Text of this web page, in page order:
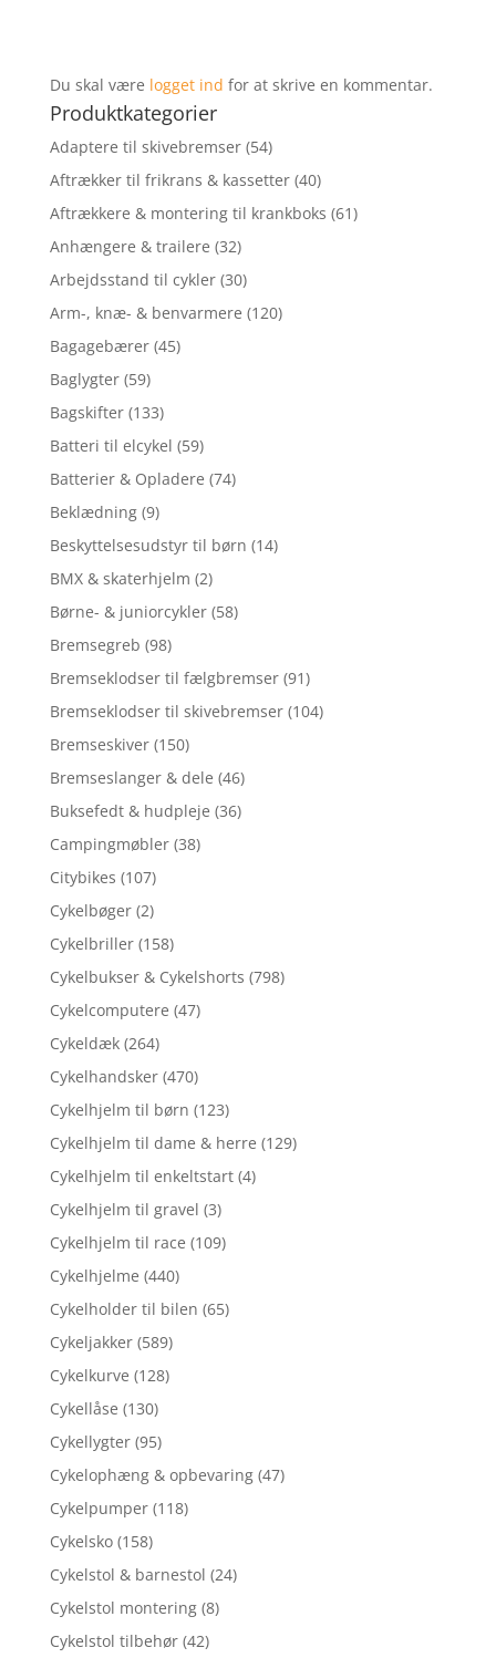
Du skal være logget ind for at skrive en kommentar.
Produktkategorier
Adaptere til skivebremser (54)
Aftrækker til frikrans & kassetter (40)
Aftrækkere & montering til krankboks (61)
Anhængere & trailere (32)
Arbejdsstand til cykler (30)
Arm-, knæ- & benvarmere (120)
Bagagebærer (45)
Baglygter (59)
Bagskifter (133)
Batteri til elcykel (59)
Batterier & Opladere (74)
Beklædning (9)
Beskyttelsesudstyr til børn (14)
BMX & skaterhjelm (2)
Børne- & juniorcykler (58)
Bremsegreb (98)
Bremseklodser til fælgbremser (91)
Bremseklodser til skivebremser (104)
Bremseskiver (150)
Bremseslanger & dele (46)
Buksefedt & hudpleje (36)
Campingmøbler (38)
Citybikes (107)
Cykelbøger (2)
Cykelbriller (158)
Cykelbukser & Cykelshorts (798)
Cykelcomputere (47)
Cykeldæk (264)
Cykelhandsker (470)
Cykelhjelm til børn (123)
Cykelhjelm til dame & herre (129)
Cykelhjelm til enkeltstart (4)
Cykelhjelm til gravel (3)
Cykelhjelm til race (109)
Cykelhjelme (440)
Cykelholder til bilen (65)
Cykeljakker (589)
Cykelkurve (128)
Cykellåse (130)
Cykellygter (95)
Cykelophæng & opbevaring (47)
Cykelpumper (118)
Cykelsko (158)
Cykelstol & barnestol (24)
Cykelstol montering (8)
Cykelstol tilbehør (42)